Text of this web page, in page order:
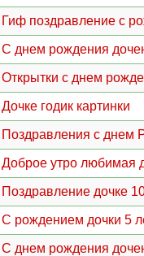
Гиф поздравление с
С днем рождения
Открытки с днем
Дочке годик картинки
Поздравления с днем
Доброе утро любимая
Поздравление дочке
С рождением дочки 5
С днем рождения